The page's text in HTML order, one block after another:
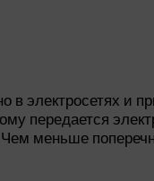
в электросетях и
передается
меньше